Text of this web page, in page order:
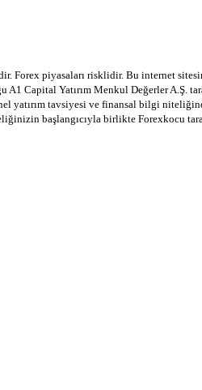
Forex piyasaları risklidir. Bu internet
Capital Yatırım Menkul Değerler A.Ş.
yatırım tavsiyesi ve finansal bilgi
başlangıcıyla birlikte Forexkocu